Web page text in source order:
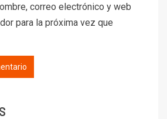
correo electrónico y web
para la próxima vez que